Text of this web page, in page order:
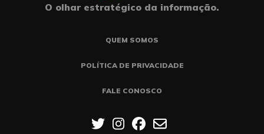
O olhar estratégico da informação.
QUEM SOMOS
POLÍTICA DE PRIVACIDADE
FALE CONOSCO